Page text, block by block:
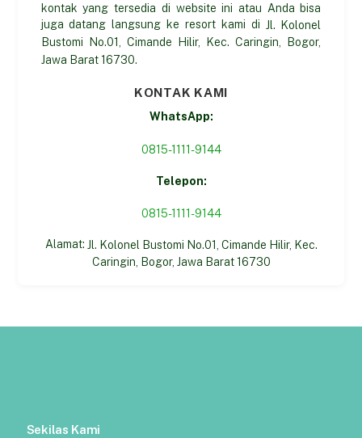
kontak yang tersedia di website ini atau Anda bisa
juga datang langsung ke resort kami di Jl. Kolonel
Bustomi No.01, Cimande Hilir, Kec. Caringin, Bogor,
Jawa Barat 16730.
KONTAK KAMI
WhatsApp:
0815-1111-9144
Telepon:
0815-1111-9144
Alamat: Jl. Kolonel Bustomi No.01, Cimande Hilir, Kec.
Caringin, Bogor, Jawa Barat 16730
Sekilas Kami